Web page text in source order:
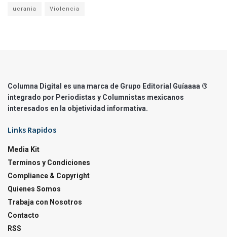
ucrania Violencia
Columna Digital es una marca de Grupo Editorial Guíaaaa ®
integrado por Periodistas y Columnistas mexicanos
interesados en la objetividad informativa.
Links Rapidos
Media Kit
Terminos y Condiciones
Compliance & Copyright
Quienes Somos
Trabaja con Nosotros
Contacto
RSS